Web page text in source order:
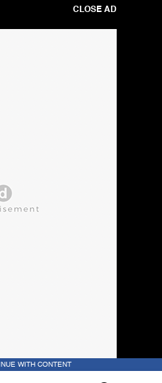
CLOSE AD
WITH CONTENT